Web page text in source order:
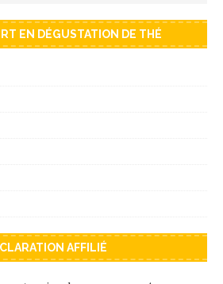
EN DÉGUSTATION DE THÉ
AFFILIÉ